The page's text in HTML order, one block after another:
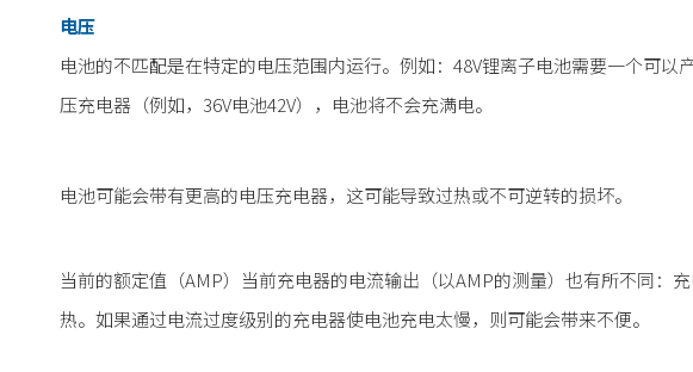
电压
电池的不匹配是在特定的电压范围内运行。例如：48V锂离子电池需要一个可
压充电器（例如，36V电池42V），电池将不会充满电。
电池可能会带有更高的电压充电器，这可能导致过热或不可逆转的损坏。
当前的额定值（AMP）当前充电器的电流输出（以AMP的测量）也有所不同：
热。如果通过电流过度级别的充电器使电池充电太慢，则可能会带来不便。